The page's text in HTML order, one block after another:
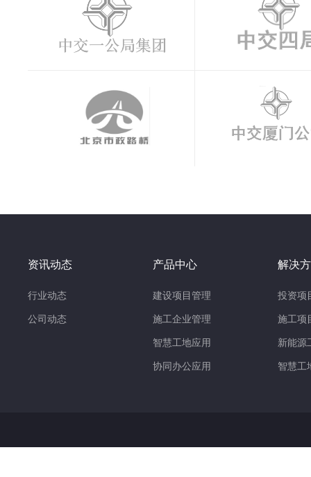
资讯动态
行业动态
公司动态
产品中心
建设项目管理
施工企业管理
智慧工地应用
协同办公应用
解决
投资项
施工项
新能源
智慧工